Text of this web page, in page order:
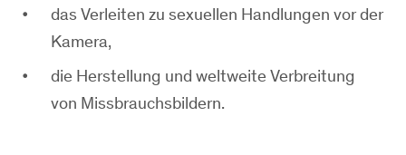
das Verleiten zu sexuellen Handlungen vor der
Kamera,
die Herstellung und weltweite Verbreitung
von Missbrauchsbildern.